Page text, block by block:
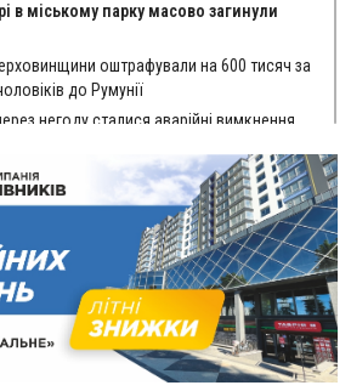
в міському парку масово загинули
оштрафували на 600 тисяч за
до Румунії
негоду сталися аварійні вимкнення
для Долинської лікарні двох
на 272 тисячі гривень
виніс вирок чоловіку, який у Буковелі
пляшку віскі за 8,5 тисяч
археологи відкопали давньоруську
століть
провели серію складних операцій